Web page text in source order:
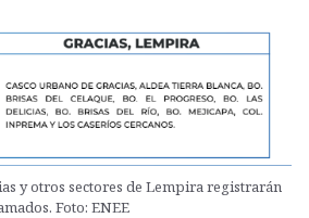
y otros sectores de Lempira registrarán
Foto: ENEE